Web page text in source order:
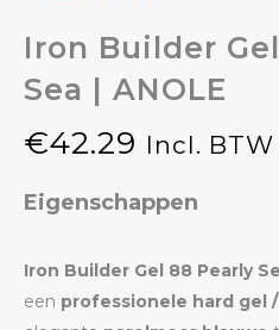
Iron Builder
Sea | ANOLE
€42.29 Incl. BTW
Eigenschappen
Iron Builder Gel 88 Pearly
een professionele hard gel